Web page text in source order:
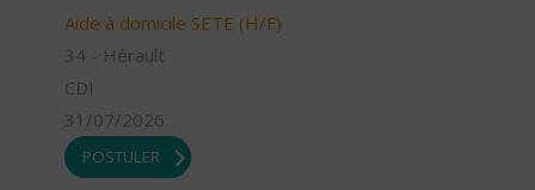
Aide à domicile SETE (H/F)
34 - Hérault
CDI
31/07/2026
POSTULER